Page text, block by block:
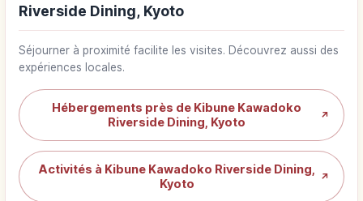
Riverside Dining, Kyoto
Séjourner à proximité facilite les visites. Découvrez aussi des
expériences locales.
Hébergements près de Kibune Kawadoko
Riverside Dining, Kyoto
↗
Activités à Kibune Kawadoko Riverside Dining,
Kyoto
↗